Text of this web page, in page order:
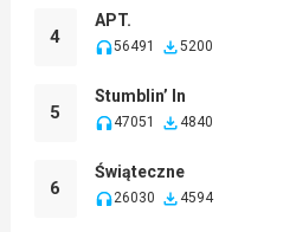
4
APT.
56491 5200
5
Stumblin’ In
47051 4840
6
Świąteczne
26030 4594